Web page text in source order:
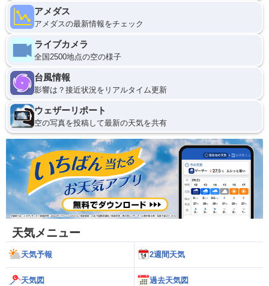
アメダス
アメダスの最新情報をチェック
ライブカメラ
全国2500地点の空の様子
台風情報
影響は？接近状況をリアルタイム更新
ウェザーリポート
空の写真を投稿して最新の天気を共有
天気メニュー
天気予報 2週間天気
天気図 過去天気図